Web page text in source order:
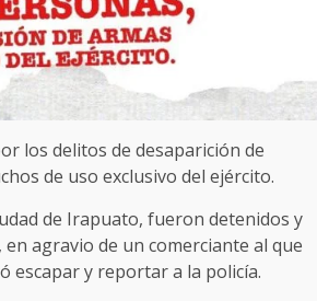
los delitos de desaparición de
de uso exclusivo del ejército.
de Irapuato, fueron detenidos y
agravio de un comerciante al que
escapar y reportar a la policía.